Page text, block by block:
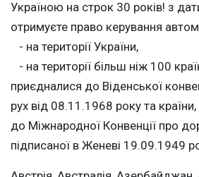
Україною на строк 30 років! з
отримуєте право керування
- на території України,
- на території більш ніж 100
приєдналися до Віденської
рух від 08.11.1968 року та
до Міжнародної Конвенції про
підписаної в Женеві 19.09.1949